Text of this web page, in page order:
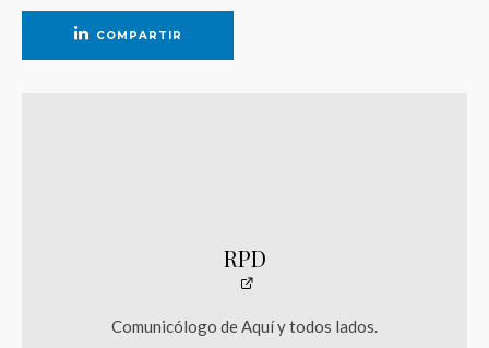
COMPARTIR
RPD
Comunicólogo de Aquí y todos lados.